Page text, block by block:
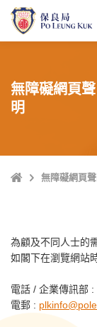
無障礙網頁聲
明
主
無障礙網頁聲
為顧及不同人士的
如閣下在瀏覽網站
電話 / 企業傳訊部
電郵 :